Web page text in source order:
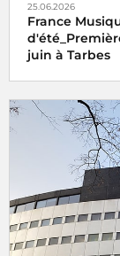
25.06.2026
France
juin à Tarbes